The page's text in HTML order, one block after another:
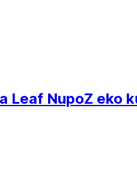
Leaf NupoZ eko